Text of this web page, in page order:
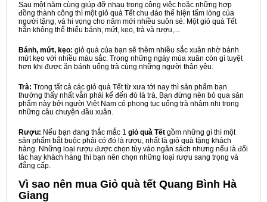
Sau một năm cùng giúp đỡ nhau trong công việc hoặc những hợp
đồng thành công thì một giỏ quà Tết chu đáo thể hiện tấm lòng của
người tặng, và hi vọng cho năm mới nhiều suôn sẻ. Một giỏ quà Tết
hẳn không thể thiếu bánh, mứt, kẹo, trà và rượu,...
Bánh, mứt, kẹo: giỏ quà của bạn sẽ thêm nhiều sắc xuân nhờ bánh
mứt kẹo với nhiều màu sắc. Trong những ngày mùa xuân còn gì tuyệt
hơn khi được ăn bánh uống trà cùng những người thân yêu.
Trà: Trong tất cả các giỏ quà Tết từ xưa tới nay thì sản phẩm bạn
thường thấy nhất vẫn phải kể đến đó là trà. Bạn đừng nên bỏ qua sản
phẩm này bởi người Việt Nam có phong tục uống trà nhâm nhi trong
những câu chuyện đầu xuân.
Rượu: Nếu bạn đang thắc mắc 1 giỏ quà Tết gồm những gì thì một
sản phẩm bắt buộc phải có đó là rượu, nhất là giỏ quà tặng khách
hàng. Những loại rượu được chọn tùy vào ngân sách nhưng nếu là đối
tác hay khách hàng thì bạn nên chọn những loại rượu sang trọng và
đẳng cấp.
Vì sao nên mua Giỏ quà tết Quang Bình Hà
Giang